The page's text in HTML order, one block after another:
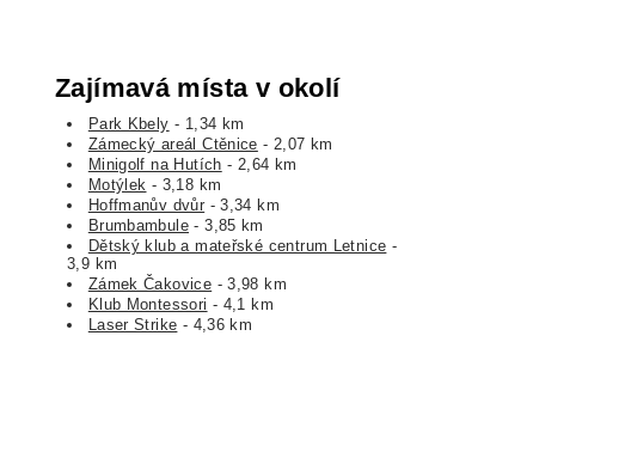
Zajímavá místa v okolí
Park Kbely - 1,34 km
Zámecký areál Ctěnice - 2,07 km
Minigolf na Hutích - 2,64 km
Motýlek - 3,18 km
Hoffmanův dvůr - 3,34 km
Brumbambule - 3,85 km
Dětský klub a mateřské centrum Letnice -
3,9 km
Zámek Čakovice - 3,98 km
Klub Montessori - 4,1 km
Laser Strike - 4,36 km